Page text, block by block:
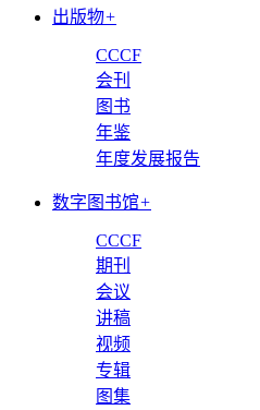
出版物+
CCCF
会刊
图书
年鉴
年度发展报告
数字图书馆+
CCCF
期刊
会议
讲稿
视频
专辑
图集